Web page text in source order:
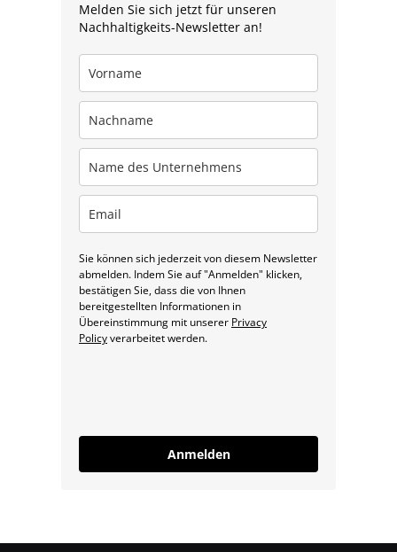
Melden Sie sich jetzt für unseren
Nachhaltigkeits-Newsletter an!
Sie können sich jederzeit von diesem Newsletter
abmelden. Indem Sie auf "Anmelden" klicken,
bestätigen Sie, dass die von Ihnen
bereitgestellten Informationen in
Übereinstimmung mit unserer Privacy
Policyverarbeitet werden.
Anmelden